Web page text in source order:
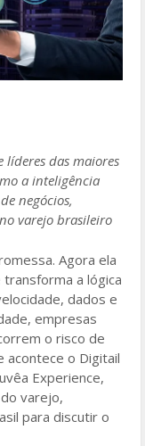
líderes das maiores
a inteligência
negócios,
varejo brasileiro
Agora ela
a lógica
dados e
empresas
o risco de
acontece o Digitail
Experience,
varejo,
para discutir o